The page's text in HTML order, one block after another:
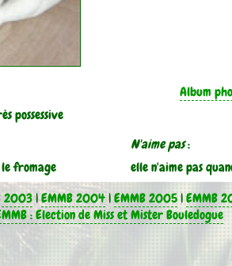
possessive
Album
fromage
N'aime pas:
elle n'aime pas
2003|EMMB 2004|EMMB 2005|EMMB
: Election de Miss et Mister Bouledogue